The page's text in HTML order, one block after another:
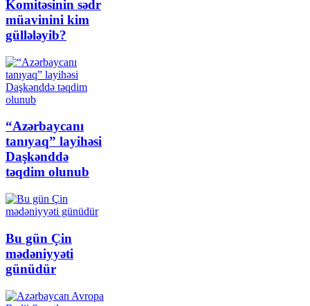
Komitəsinin sədr
müavinini kim
güllələyib?
“Azərbaycanı
tanıyaq” layihəsi
Daşkənddə
təqdim olunub​​​​​​​
Bu gün Çin
mədəniyyəti
günüdür